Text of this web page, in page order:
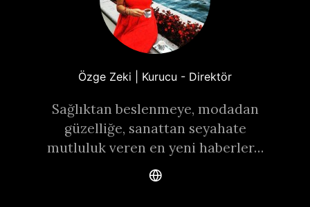
Özge Zeki | Kurucu - Direktör
Sağlıktan beslenmeye, modadan
güzelliğe, sanattan seyahate
mutluluk veren en yeni haberler…